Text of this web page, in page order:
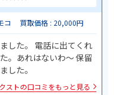
コ 買取価格 : 20,000円
した。 電話に出てくれ
。あれはないわ〜 保留
した。
ストの口コミをもっと見る